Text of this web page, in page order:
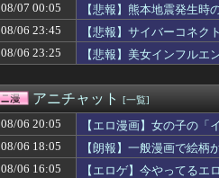
【悲報】人気配信者「はっきり言う、
【悲報】下ネタアナウンスが流れた鉄
【ラブライブ！】【祝】
『令和のダラさん』6話感想 ダラさん
【悲報】ワールドトリガーのストーリ
『仮面ライダーマイス』制作発表会見
【朗報】なろう系の四天王、「無職転
【悲報】黒人さん、バスで調子に乗り
【動画】ゲーフリ新作、とんでもない
謎の勢力「みい山のアニメ化反対！不
08/07 00:05
【悲報】熊本地震発生
08/06 23:45
【悲報】サイバーコネ
08/06 23:25
【悲報】美女インフル
アニチャット [一覧]
08/06 20:05
【エロ漫画】女の子の「
08/06 18:05
【朗報】一般漫画で絵柄
08/06 16:05
【エロゲ】今やってる